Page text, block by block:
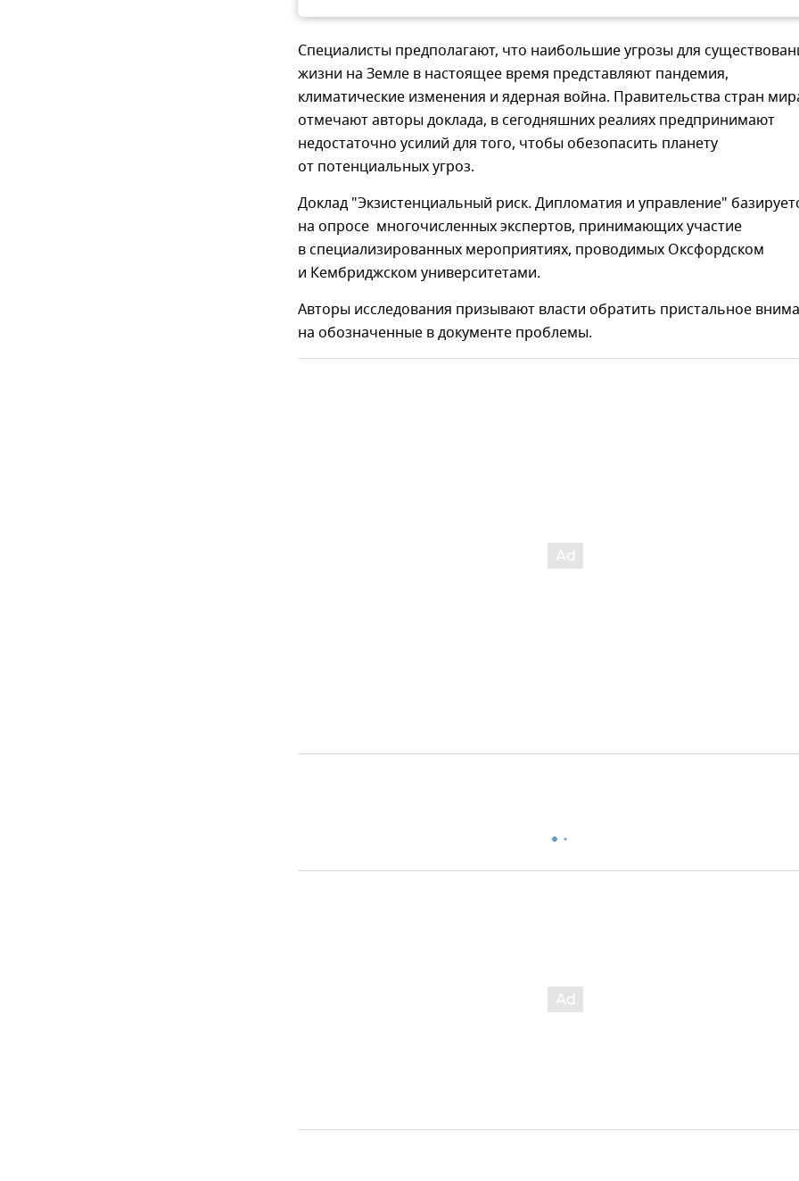
Специалисты предполагают, что наибольшие угрозы для
жизни на Земле в настоящее время представляют пандемия,
климатические изменения и ядерная война. Правительства стран
отмечают авторы доклада, в сегодняшних реалиях предпринимают
недостаточно усилий для того, чтобы обезопасить планету
от потенциальных угроз.
Доклад "Экзистенциальный риск. Дипломатия и управление"
на опросе многочисленных экспертов, принимающих участие
в специализированных мероприятиях, проводимых Оксфордском
и Кембриджском университетами.
Авторы исследования призывают власти обратить пристальное
на обозначенные в документе проблемы.